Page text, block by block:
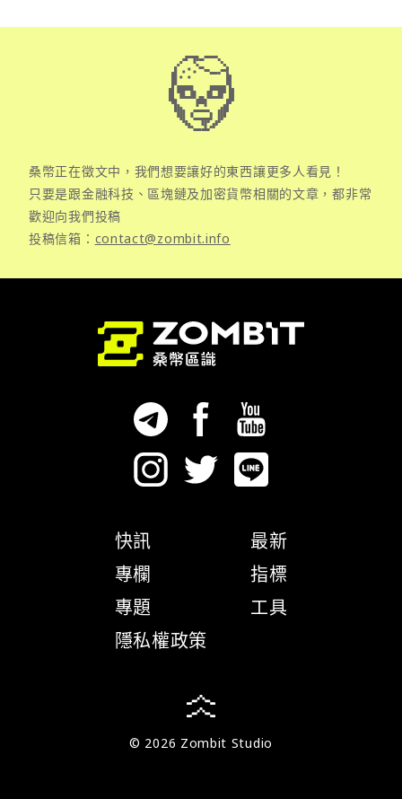
桑幣正在徵文中，我們想要讓好的東西讓更多人看見！
只要是跟金融科技、區塊鏈及加密貨幣相關的文章，都非常
歡迎向我們投稿
投稿信箱： contact@zombit.info
快訊
專欄
專題
隱私權政策
最新
指標
工具
© 2026 Zombit Studio